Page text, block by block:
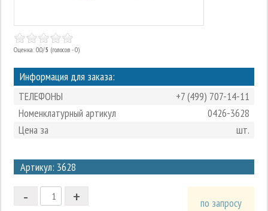
Оценка: 0.0/5 (голосов - 0)
Информация для заказа:
ТЕЛЕФОНЫ
+7 (499) 707-14-11
Номенклатурный артикул
0426-3628
Цена за
шт.
Артикул: 3628
2
1
+
- по запросу